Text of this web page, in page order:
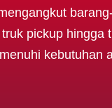
pickup hingga
kebutuhan